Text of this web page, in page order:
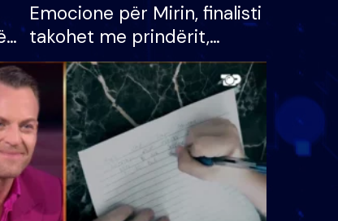
Emocione për Mirin, finalisti
takohet me prindërit,
vajzën dhe bashkëshorten:
S’kemi ndonjë letër divorci
apo jo?